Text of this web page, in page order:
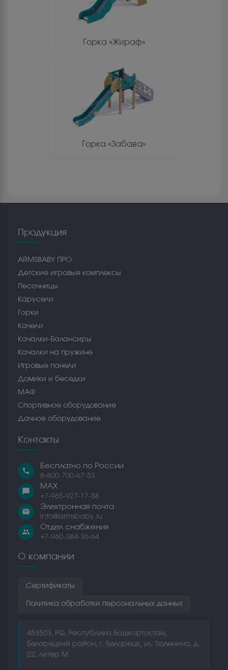
Горка «Жираф»
Горка «Забава»
Продукция
ARMSBABY ПРО
Детские игровые комплексы
Песочницы
Карусели
Горки
Качели
Качалки-Балансиры
Качалки на пружине
Игровые панели
Домики и беседки
МАФ
Спортивное оборудование
Дачное оборудование
Контакты
call
Бесплатно по России
8-800-700-67-53
chat_bubble
MAX
+7-965-927-17-58
email
Электронная почта
info@armsbaby.ru
people
Отдел снабжения
+7-960-384-36-64
О компании
Сертификаты
Политика обработки персональных данных
453503, РФ, Республика Башкортостан,
Белорецкий район, г. Белорецк, ул. Тюленина, д.
22, литер М.